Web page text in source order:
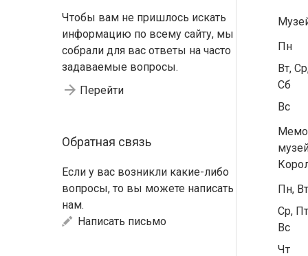
Чтобы вам не пришлось искать
информацию по всему сайту, мы
собрали для вас ответы на часто
задаваемые вопросы.
Перейти
Обратная связь
Если у вас возникли какие-либо
вопросы, то вы можете написать
нам.
Написать письмо
Пн
Вт,
Сб
Вс
Пн,
Ср,
Вс
Чт